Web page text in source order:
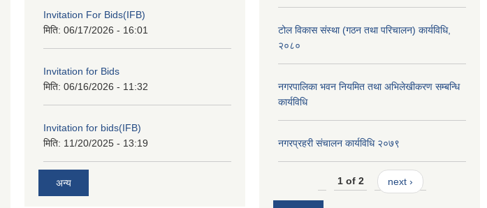
Invitation For Bids(IFB)
मिति: 06/17/2026 - 16:01
Invitation for Bids
मिति: 06/16/2026 - 11:32
Invitation for bids(IFB)
मिति: 11/20/2025 - 13:19
अन्य
टोल विकास संस्था (गठन तथा परिचालन) कार्यविधि,
२०८०
नगरपालिका भवन नियमित तथा अभिलेखीकरण सम्बन्धि
कार्यविधि
नगरप्रहरी संचालन कार्यविधि २०७९
1 of 2 next ›